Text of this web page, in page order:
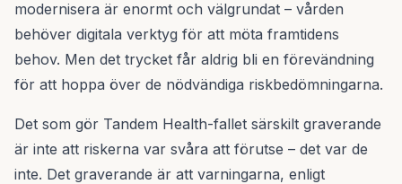
modernisera är enormt och välgrundat – vården
behöver digitala verktyg för att möta framtidens
behov. Men det trycket får aldrig bli en förevändning
för att hoppa över de nödvändiga riskbedömningarna.
Det som gör Tandem Health-fallet särskilt graverande
är inte att riskerna var svåra att förutse – det var de
inte. Det graverande är att varningarna, enligt